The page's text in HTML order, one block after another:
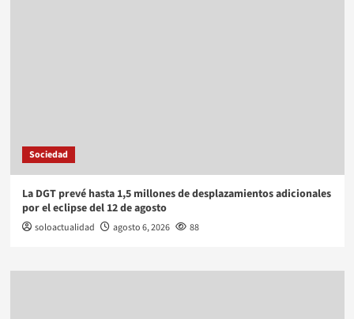
Sociedad
La DGT prevé hasta 1,5 millones de desplazamientos adicionales
por el eclipse del 12 de agosto
soloactualidad agosto 6, 2026 88